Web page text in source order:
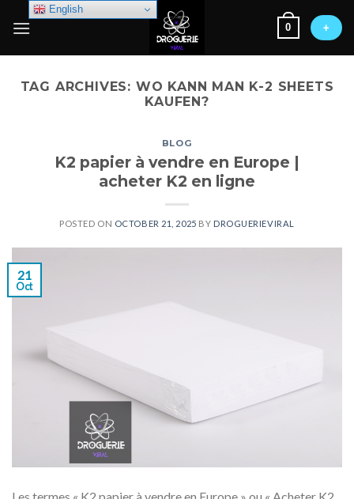
0 +
TAG ARCHIVES: WO KANN MAN K-2 SHEETS
KAUFEN?
BLOG
K2 papier à vendre en Europe |
acheter K2 en ligne
POSTED ON OCTOBER 21, 2025 BY DROGUERIEVIRAL
21
Oct
English